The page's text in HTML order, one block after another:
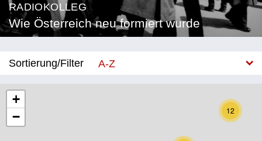
RADIOKOLLEG
Wie Österreich neu formiert wurde
Sortierung/Filter
A-Z
12
+
−